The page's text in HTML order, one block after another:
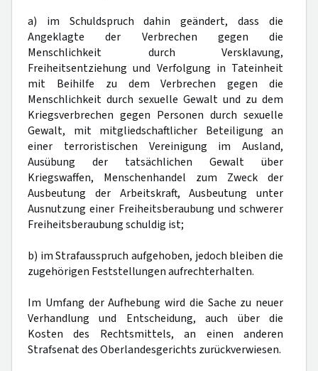
a) im Schuldspruch dahin geändert, dass die
Angeklagte der Verbrechen gegen die
Menschlichkeit durch Versklavung,
Freiheitsentziehung und Verfolgung in Tateinheit
mit Beihilfe zu dem Verbrechen gegen die
Menschlichkeit durch sexuelle Gewalt und zu dem
Kriegsverbrechen gegen Personen durch sexuelle
Gewalt, mit mitgliedschaftlicher Beteiligung an
einer terroristischen Vereinigung im Ausland,
Ausübung der tatsächlichen Gewalt über
Kriegswaffen, Menschenhandel zum Zweck der
Ausbeutung der Arbeitskraft, Ausbeutung unter
Ausnutzung einer Freiheitsberaubung und schwerer
Freiheitsberaubung schuldig ist;
b) im Strafausspruch aufgehoben, jedoch bleiben die
zugehörigen Feststellungen aufrechterhalten.
Im Umfang der Aufhebung wird die Sache zu neuer
Verhandlung und Entscheidung, auch über die
Kosten des Rechtsmittels, an einen anderen
Strafsenat des Oberlandesgerichts zurückverwiesen.